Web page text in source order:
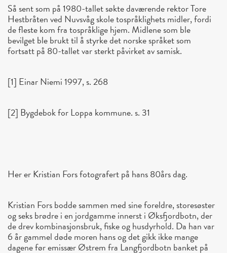
Så sent som på 1980-tallet søkte daværende rektor Tore
Hestbråten ved Nuvsvåg skole tospråklighets midler, fordi
de fleste kom fra tospråklige hjem. Midlene som ble
bevilget ble brukt til å styrke det norske språket som
fortsatt på 80-tallet var sterkt påvirket av samisk.
[1] Einar Niemi 1997, s. 268
[2] Bygdebok for Loppa kommune. s. 31
Her er Kristian Fors fotografert på hans 80års dag.
Kristian Fors bodde sammen med sine foreldre, storesøster
og seks brødre i en jordgamme innerst i Øksfjordbotn, der
de drev kombinasjonsbruk, fiske og husdyrhold. Da han var
6 år gammel døde moren hans og det gikk ikke mange
dagene før emissær Østrem fra Langfjordbotn banket på